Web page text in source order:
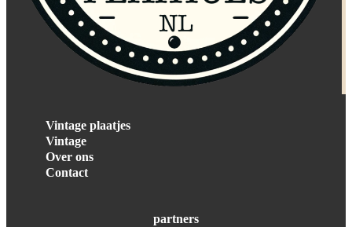
Vintage plaatjes
Vintage
Over ons
Contact
partners